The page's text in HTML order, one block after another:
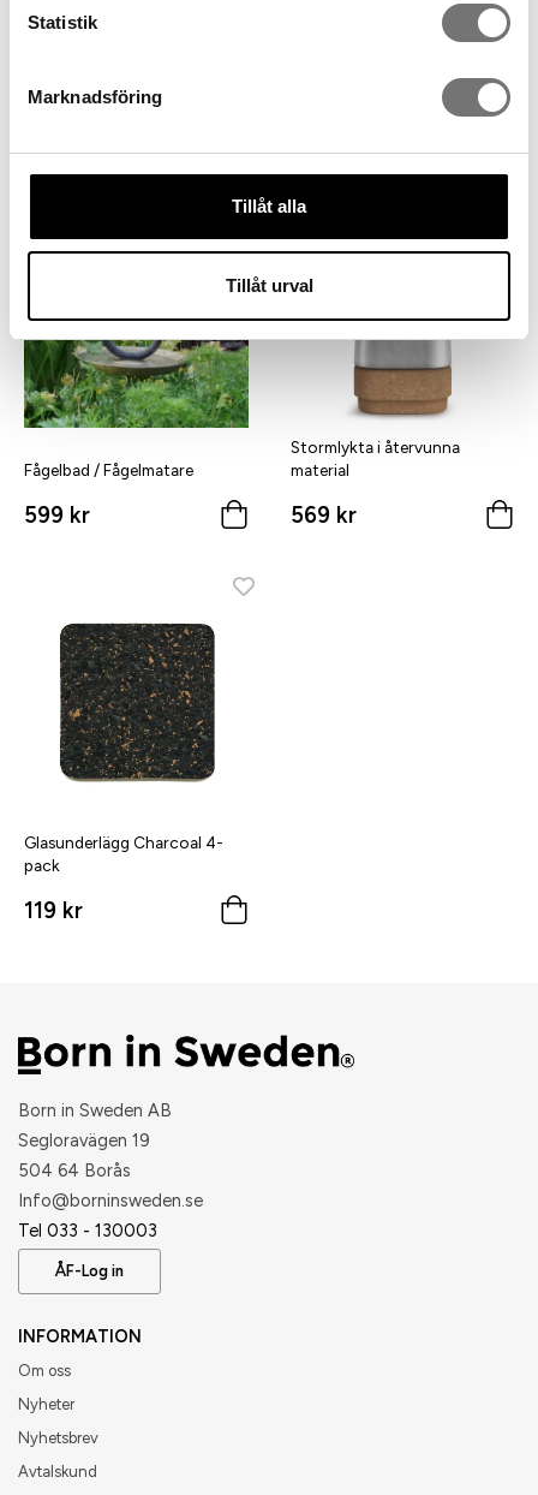
Statistik
Marknadsföring
Tillåt alla
Tillåt urval
Andra köpte även
Fågelbad / Fågelmatare
599 kr
Stormlykta i återvunna
material
569 kr
Glasunderlägg Charcoal 4-
pack
119 kr
Born in Sweden AB
Segloravägen 19
504 64 Borås
​Info@borninsweden.se
Tel 033 - 130003
ÅF-Log in
INFORMATION
Om oss
Nyheter
Nyhetsbrev
Avtalskund